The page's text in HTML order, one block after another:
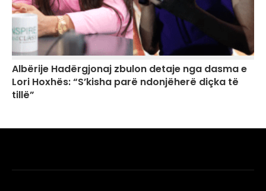
Albërije Hadërgjonaj zbulon detaje nga dasma e
Lori Hoxhës: “S’kisha parë ndonjëherë diçka të
tillë”